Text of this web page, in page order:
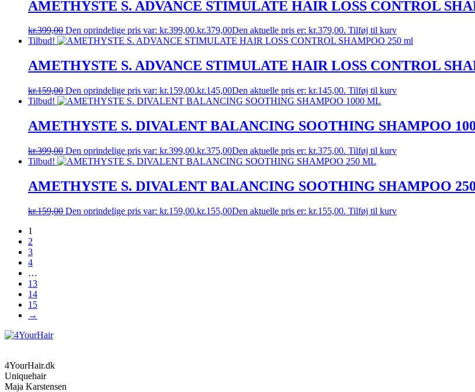
AMETHYSTE S. ADVANCE STIMULATE HAIR LOSS CONTROL
kr.399,00 Den oprindelige pris var: kr.399,00.kr.379,00Den aktuelle pris er: kr.379,00. Tilføj til kurv
Tilbud!
AMETHYSTE S. ADVANCE STIMULATE HAIR LOSS CONTROL
kr.159,00 Den oprindelige pris var: kr.159,00.kr.145,00Den aktuelle pris er: kr.145,00. Tilføj til kurv
Tilbud!
AMETHYSTE S. DIVALENT BALANCING SOOTHING SHAMPOO
kr.399,00 Den oprindelige pris var: kr.399,00.kr.375,00Den aktuelle pris er: kr.375,00. Tilføj til kurv
Tilbud!
AMETHYSTE S. DIVALENT BALANCING SOOTHING SHAMPOO
kr.159,00 Den oprindelige pris var: kr.159,00.kr.155,00Den aktuelle pris er: kr.155,00. Tilføj til kurv
1
2
3
4
…
13
14
15
→
4YourHair.dk
Uniquehair
Maja Karstensen